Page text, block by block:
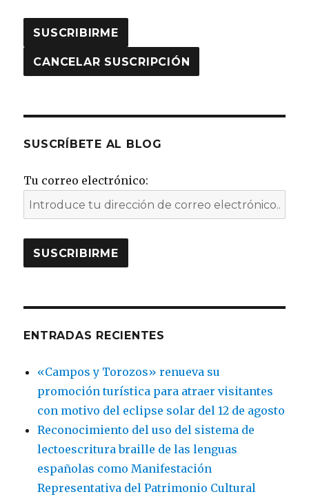
SUSCRÍBETE AL BLOG
Tu correo electrónico:
ENTRADAS RECIENTES
«Campos y Torozos» renueva su
promoción turística para atraer visitantes
con motivo del eclipse solar del 12 de agosto
Reconocimiento del uso del sistema de
lectoescritura braille de las lenguas
españolas como Manifestación
Representativa del Patrimonio Cultural